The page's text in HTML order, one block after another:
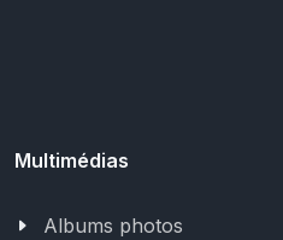
Multimédias
Albums photos